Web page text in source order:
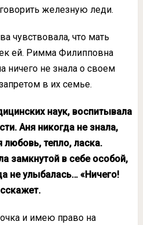
железную леди.
чувствовала, что мать
ей. Римма Филипповна
ничего не знала о своем
в их семье.
наук, воспитывала
Аня никогда не знала,
любовь, тепло, ласка.
замкнутой в себе особой,
не улыбалась… «Ничего!
и имею право на